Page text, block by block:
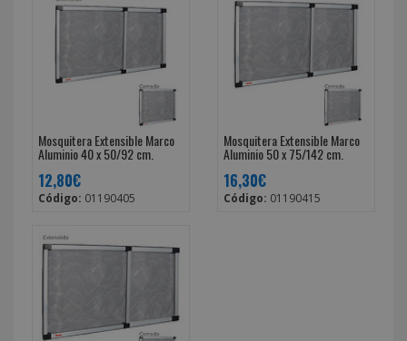
Mosquitera Extensible Marco
Aluminio 40 x 50/92 cm.
12,80€
Código: 01190405
Mosquitera Extensible Marco
Aluminio 50 x 75/142 cm.
16,30€
Código: 01190415